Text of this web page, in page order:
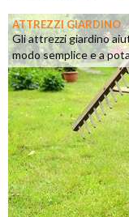
ATTREZZI GIARDINO
Gli attrezzi giardino
modo semplice e a